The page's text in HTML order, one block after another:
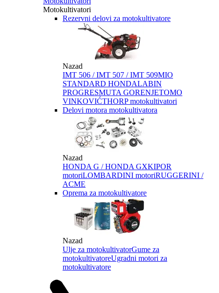
Motokultivatori
Rezervni delovi za motokultivatore
Nazad
IMT 506 / IMT 507 / IMT 509MIO
STANDARD HONDALABIN
PROGRESMUTA GORENJETOMO
VINKOVIĆTHORP motokultivatori
Delovi motora motokultivatora
Nazad
HONDA G / HONDA GXKIPOR
motoriLOMBARDINI motoriRUGGERINI /
ACME
Oprema za motokultivatore
Nazad
Ulje za motokultivatorGume za
motokultivatoreUgradni motori za
motokultivatore